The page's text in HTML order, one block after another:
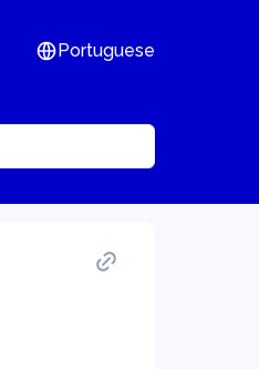
Portuguese